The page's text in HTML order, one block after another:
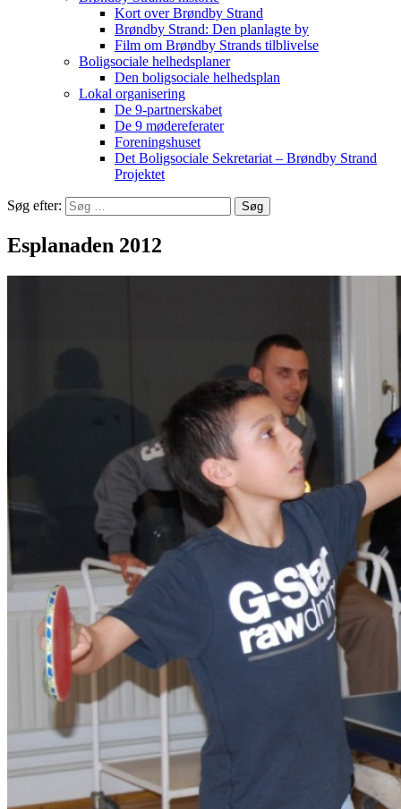
Kort over Brøndby Strand
Brøndby Strand: Den planlagte by
Film om Brøndby Strands tilblivelse
Boligsociale helhedsplaner
Den boligsociale helhedsplan
Lokal organisering
De 9-partnerskabet
De 9 mødereferater
Foreningshuset
Det Boligsociale Sekretariat – Brøndby Strand
Projektet
Søg efter:
Esplanaden 2012